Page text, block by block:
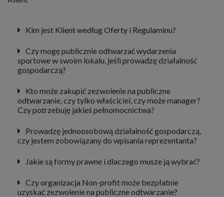
Kim jest Klient według Oferty i Regulaminu?
Czy mogę publicznie odtwarzać wydarzenia
sportowe w swoim lokalu, jeśli prowadzę działalność
gospodarczą?
Kto może zakupić zezwolenie na publiczne
odtwarzanie, czy tylko właściciel, czy może manager?
Czy potrzebuję jakieś pełnomocnictwa?
Prowadzę jednoosobową działalność gospodarczą,
czy jestem zobowiązany do wpisania reprezentanta?
Jakie są formy prawne i dlaczego musze ją wybrać?
Czy organizacja Non-profit może bezpłatnie
uzyskać zezwolenie na publiczne odtwarzanie?